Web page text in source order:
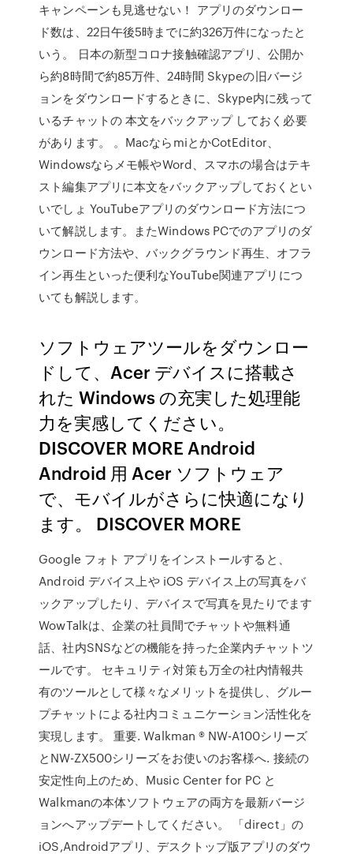
キャンペーンも見逃せない！ アプリのダウンロー
ド数は、22日午後5時までに約326万件になったと
いう。 日本の新型コロナ接触確認アプリ、公開か
ら約8時間で約85万件、24時間 Skypeの旧バージ
ョンをダウンロードするときに、Skype内に残って
いるチャットの 本文をバックアップ しておく必要
があります。 。MacならmiとかCotEditor、
Windowsならメモ帳やWord、スマホの場合はテキ
スト編集アプリに本文をバックアップしておくとい
いでしょ YouTubeアプリのダウンロード方法につ
いて解説します。またWindows PCでのアプリのダ
ウンロード方法や、バックグラウンド再生、オフラ
イン再生といった便利なYouTube関連アプリにつ
いても解説します。
ソフトウェアツールをダウンロー
ドして、Acer デバイスに搭載さ
れた Windows の充実した処理能
力を実感してください。
DISCOVER MORE Android
Android 用 Acer ソフトウェア
で、モバイルがさらに快適になり
ます。 DISCOVER MORE
Google フォト アプリをインストールすると、
Android デバイス上や iOS デバイス上の写真をバ
ックアップしたり、デバイスで写真を見たりでます
WowTalkは、企業の社員間でチャットや無料通
話、社内SNSなどの機能を持った企業内チャットツ
ールです。 セキュリティ対策も万全の社内情報共
有のツールとして様々なメリットを提供し、グルー
プチャットによる社内コミュニケーション活性化を
実現します。 重要. Walkman ® NW-A100シリーズ
とNW-ZX500シリーズをお使いのお客様へ. 接続の
安定性向上のため、Music Center for PC と
Walkmanの本体ソフトウェアの両方を最新バージ
ョンへアップデートしてください。 「direct」の
iOS,Androidアプリ、デスクトップ版アプリのダウ